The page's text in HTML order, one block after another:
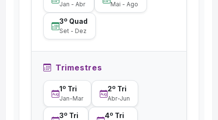
Jan - Abr Mai - Ago
3º Quad
Set - Dez
Trimestres
1º Tri
Jan-Mar
2º Tri
Abr-Jun
3º Tri 4º Tri